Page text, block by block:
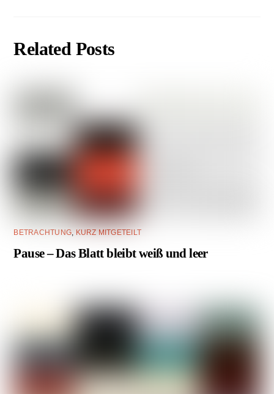
Related Posts
BETRACHTUNG, KURZ MITGETEILT
Pause – Das Blatt bleibt weiß und leer